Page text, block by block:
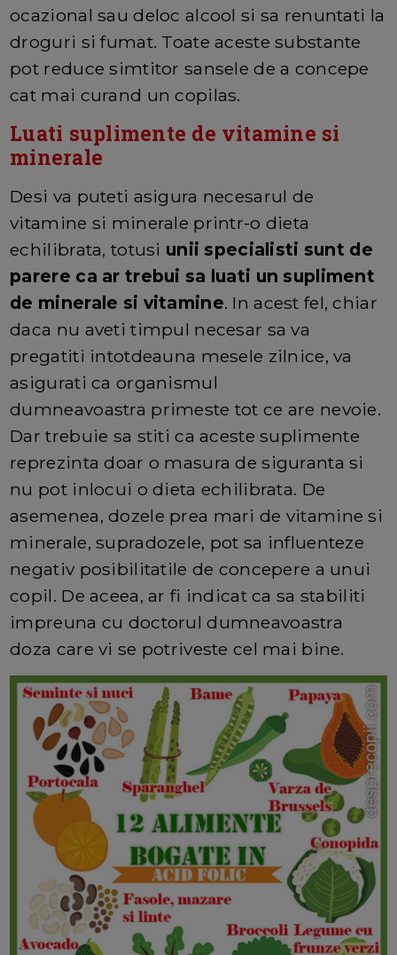
ocazional sau deloc alcool si sa renuntati la
droguri si fumat. Toate aceste substante
pot reduce simtitor sansele de a concepe
cat mai curand un copilas.
Luati suplimente de vitamine si
minerale
Desi va puteti asigura necesarul de
vitamine si minerale printr-o dieta
echilibrata, totusi unii specialisti sunt de
parere ca ar trebui sa luati un supliment
de minerale si vitamine. In acest fel, chiar
daca nu aveti timpul necesar sa va
pregatiti intotdeauna mesele zilnice, va
asigurati ca organismul
dumneavoastra primeste tot ce are nevoie.
Dar trebuie sa stiti ca aceste suplimente
reprezinta doar o masura de siguranta si
nu pot inlocui o dieta echilibrata. De
asemenea, dozele prea mari de vitamine si
minerale, supradozele, pot sa influenteze
negativ posibilitatile de concepere a unui
copil. De aceea, ar fi indicat ca sa stabiliti
impreuna cu doctorul dumneavoastra
doza care vi se potriveste cel mai bine.